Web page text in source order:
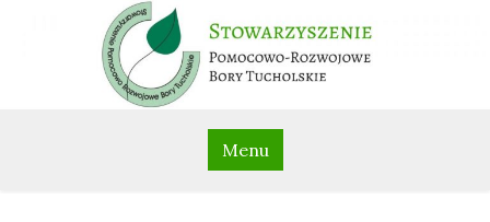
Stowarzyszenie Pomocowo
Menu